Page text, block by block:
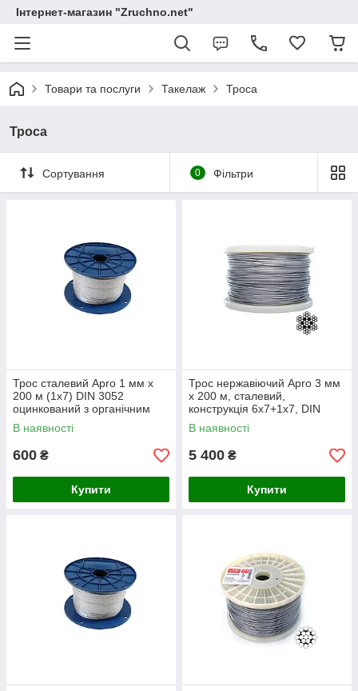
Інтернет-магазин "Zruchno.net"
Товари та послуги Такелаж Троса
Троса
Сортування 0 Фільтри
Трос сталевий Apro 1 мм x
200 м (1x7) DIN 3052
оцинкований з органічним
сердечником
В наявності
600 ₴
Купити
Трос нержавіючий Apro 3 мм
x 200 м, сталевий,
конструкція 6х7+1х7, DIN
3055, AISI 304
В наявності
5 400 ₴
Купити